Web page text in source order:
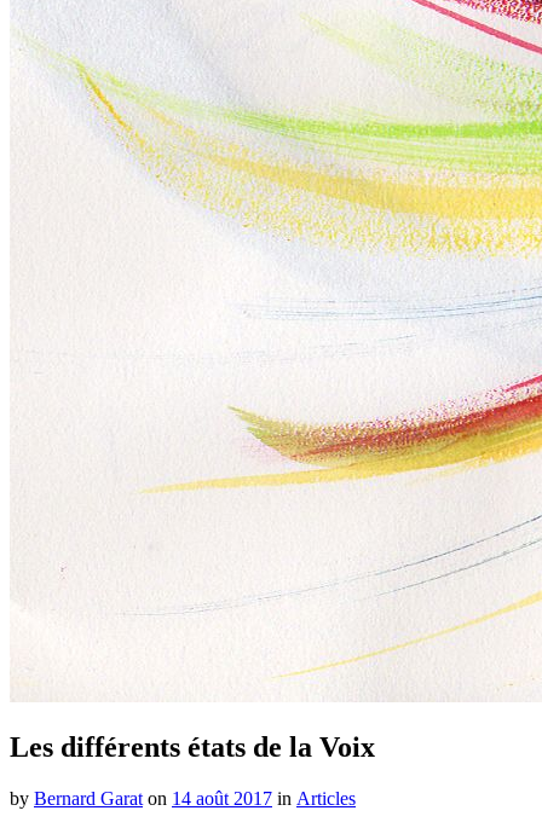
Les différents états de la Voix
by Bernard Garat on 14 août 2017 in Articles